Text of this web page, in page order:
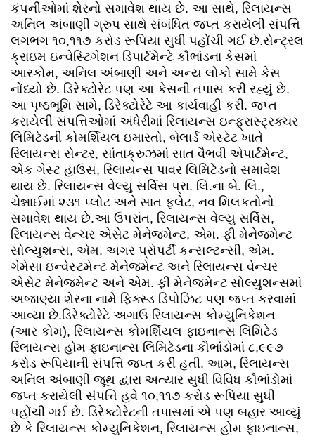
કંપનીઓમાં શેરનો સમાવેશ થાય છે. આ સાથે, રિલાયન્સ
અનિલ અંબાણી ગ્રુપ સાથે સંબંધિત જપ્ત કરાયેલી સંપત્તિ
લગભગ ૧૦,૧૧૭ કરોડ રૂપિયા સુધી પહોંચી ગઈ છે.સેન્ટ્રલ
ક્રાઇમ ઇન્વેસ્ટિગેશન ડિપાર્ટમેન્ટે કૌભાંડના કેસમાં
આરકોમ, અનિલ અંબાણી અને અન્ય લોકો સામે કેસ
નોંધ્યો છે. ડિરેક્ટોરેટ પણ આ કેસની તપાસ કરી રહ્યું છે.
આ પૃષ્ઠભૂમિ સામે, ડિરેક્ટોરેટે આ કાર્યવાહી કરી. જપ્ત
કરાયેલી સંપત્તિઓમાં અંધેરીમાં રિલાયન્સ ઇન્ફ્રાસ્ટ્રક્ચર
લિમિટેડની કોમર્શિયલ ઇમારતો, બેલાર્ડ એસ્ટેટ ખાતે
રિલાયન્સ સેન્ટર, સાંતાક્રુઝમાં સાત વૈભવી એપાર્ટમેન્ટ,
એક ગેસ્ટ હાઉસ, રિલાયન્સ પાવર લિમિટેડનો સમાવેશ
થાય છે. રિલાયન્સ વેલ્યુ સર્વિસ પ્રા. લિ.ના બે. લિ.,
ચેન્નાઈમાં ૨૩૧ પ્લોટ અને સાત ફ્લેટ, નવ મિલકતોનો
સમાવેશ થાય છે.આ ઉપરાંત, રિલાયન્સ વેલ્યુ સર્વિસ,
રિલાયન્સ વેન્ચર એસેટ મેનેજમેન્ટ, એમ. ફી મેનેજમેન્ટ
સોલ્યુશન્સ, એમ. અગર પ્રોપર્ટી કન્સલ્ટન્સી, એમ.
ગેમેસા ઇન્વેસ્ટમેન્ટ મેનેજમેન્ટ અને રિલાયન્સ વેન્ચર
એસેટ મેનેજમેન્ટ અને એમ. ફી મેનેજમેન્ટ સોલ્યુશન્સમાં
અજાણ્યા શેરના નામે ફિક્સ્ડ ડિપોઝિટ પણ જપ્ત કરવામાં
આવ્યા છે.ડિરેક્ટોરેટે અગાઉ રિલાયન્સ કોમ્યુનિકેશન
(આર કોમ), રિલાયન્સ કોમર્શિયલ ફાઇનાન્સ લિમિટેડ
રિલાયન્સ હોમ ફાઇનાન્સ લિમિટેડના કૌભાંડોમાં ૮,૯૯૭
કરોડ રૂપિયાની સંપત્તિ જપ્ત કરી હતી. આમ, રિલાયન્સ
અનિલ અંબાણી જૂથ દ્વારા અત્યાર સુધી વિવિધ કૌભાંડોમાં
જપ્ત કરાયેલી સંપત્તિ હવે ૧૦,૧૧૭ કરોડ રૂપિયા સુધી
પહોંચી ગઈ છે. ડિરેક્ટોરેટની તપાસમાં એ પણ બહાર આવ્યું
છે કે રિલાયન્સ કોમ્યુનિકેશન, રિલાયન્સ હોમ ફાઇનાન્સ,